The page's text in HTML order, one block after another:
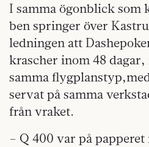
I samma ögonblick som
ben springer över
ledningen att
krascher inom 48
samma
servat på samma
från vraket.
– Q 400 var på